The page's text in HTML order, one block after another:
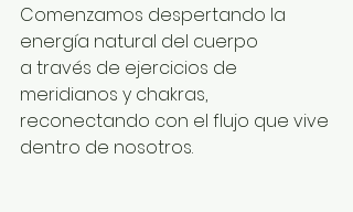
Comenzamos despertando la
energía natural del cuerpo
a través de ejercicios de
meridianos y chakras,
reconectando con el flujo que vive
dentro de nosotros.